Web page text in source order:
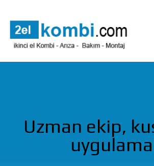
Uzman ekip,